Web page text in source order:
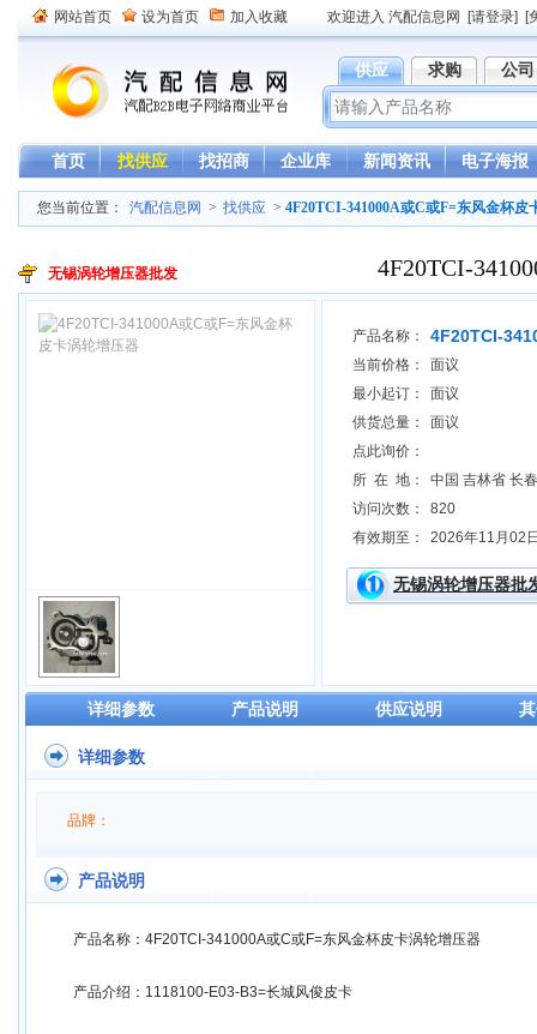
网站首页 设为首页 加入收藏 欢迎进入 汽配信息网 [请登录] [
供应 求购 公司
首页 找供应 找招商 企业库 新闻资讯 电子海报
您当前位置： 汽配信息网 > 找供应 > 4F20TCI-341000A或C或F=东风金杯皮
无锡涡轮增压器批发 4F20TCI-
产品名称： 4F20TCI-
当前价格：
面议
最小起订：
面议
供货总量：
面议
点此询价：
所 在 地：
中国 吉林省 长
访问次数：
820
有效期至：
2026年11月02
无锡涡轮增压器批
详细参数 产品说明 供应说明
详细参数
品牌：
产品说明
产品名称：4F20TCI-341000A或C或F=东风金杯皮卡涡轮增压器
产品介绍：1118100-E03-B3=长城风俊皮卡